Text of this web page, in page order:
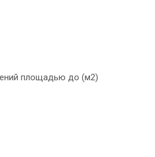
площадью до (м2)